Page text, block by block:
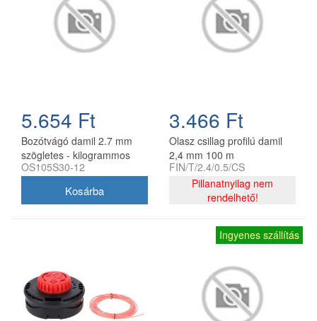
5.654 Ft
Bozótvágó damil 2.7 mm
szögletes - kilogrammos
kiszerelés
OS105S30-12
3.466 Ft
Olasz csillag profilú damil
2,4 mm 100 m
FIN/T/2.4/0.5/CS
Pillanatnyilag nem
rendelhető!
Ingyenes szállítás